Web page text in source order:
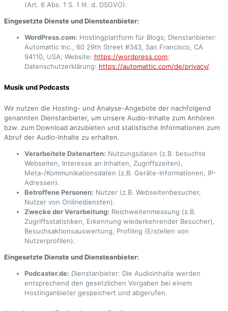
(Art. 6 Abs. 1 S. 1 lit. d. DSGVO).
Eingesetzte Dienste und Diensteanbieter:
WordPress.com: Hostingplattform für Blogs; Dienstanbieter:
Automattic Inc., 60 29th Street #343, San Francisco, CA
94110, USA; Website: https://wordpress.com;
Datenschutzerklärung: https://automattic.com/de/privacy/.
Musik und Podcasts
Wir nutzen die Hosting- und Analyse-Angebote der nachfolgend
genannten Dienstanbieter, um unsere Audio-Inhalte zum Anhören
bzw. zum Download anzubieten und statistische Informationen zum
Abruf der Audio-Inhalte zu erhalten.
Verarbeitete Datenarten: Nutzungsdaten (z.B. besuchte
Webseiten, Interesse an Inhalten, Zugriffszeiten),
Meta-/Kommunikationsdaten (z.B. Geräte-Informationen, IP-
Adressen).
Betroffene Personen: Nutzer (z.B. Webseitenbesucher,
Nutzer von Onlinediensten).
Zwecke der Verarbeitung: Reichweitenmessung (z.B.
Zugriffsstatistiken, Erkennung wiederkehrender Besucher),
Besuchsaktionsauswertung, Profiling (Erstellen von
Nutzerprofilen).
Eingesetzte Dienste und Diensteanbieter:
Podcaster.de: Dienstanbieter: Die Audioinhalte werden
entsprechend den gesetzlichen Vorgaben bei einem
Hostinganbieter gespeichert und abgerufen.